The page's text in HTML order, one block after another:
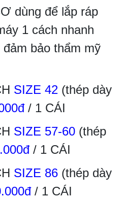
dùng để lắp ráp
1 cách nhanh
bảo thẩm mỹ
SIZE 42 (thép dày
/ 1 CÁI
SIZE 57-60 (thép
/ 1 CÁI
SIZE 86 (thép dày
/ 1 CÁI